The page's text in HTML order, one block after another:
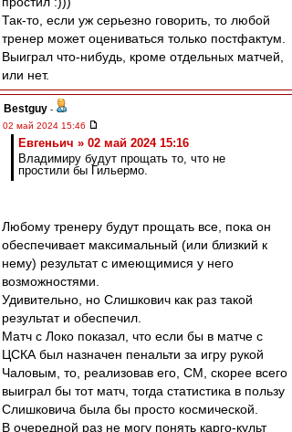
Так-то, если уж серьезно говорить, то любой
тренер может оцениваться только постфактум.
Выиграл что-нибудь, кроме отдельных матчей,
или нет.
Bestguy -
02 май 2024 15:46
Евгеньич » 02 май 2024 15:16
Владимиру будут прощать то, что не
простили бы Гильермо.
Любому тренеру будут прощать все, пока он
обеспечивает максимальный (или близкий к
нему) результат с имеющимися у него
возможностями.
Удивительно, но Слишкович как раз такой
результат и обеспечил.
Матч с Локо показал, что если бы в матче с
ЦСКА был назначен пенальти за игру рукой
Чаловым, то, реализовав его, СМ, скорее всего
выиграл бы тот матч, тогда статистика в пользу
Слишковича была бы просто космической.
В очередной раз не могу понять карго-культ